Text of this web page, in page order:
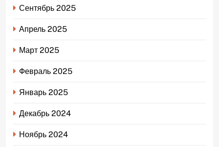
Сентябрь 2025
Апрель 2025
Март 2025
Февраль 2025
Январь 2025
Декабрь 2024
Ноябрь 2024